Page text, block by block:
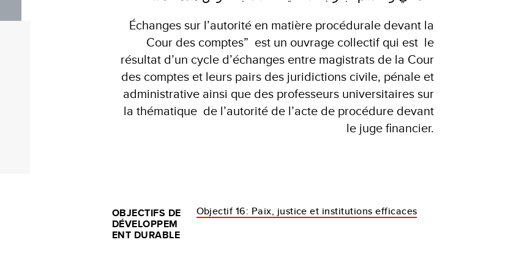
Échanges sur l’autorité en matière procédurale devant la
Cour des comptes” est un ouvrage collectif qui est le
résultat d’un cycle d’échanges entre magistrats de la Cour
des comptes et leurs pairs des juridictions civile, pénale et
administrative ainsi que des professeurs universitaires sur
la thématique de l’autorité de l’acte de procédure devant
le juge financier.
OBJECTIFS DE
DÉVELOPPEM
ENT DURABLE
Objectif 16: Paix, justice et institutions efficaces